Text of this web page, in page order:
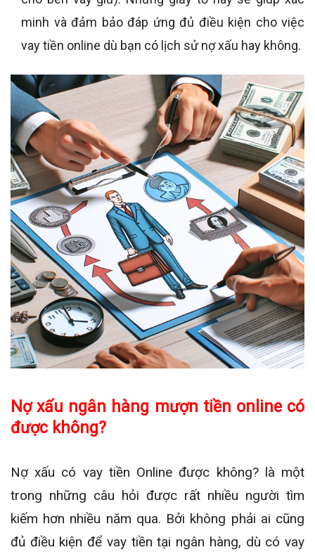
minh và đảm bảo đáp ứng đủ điều kiện cho việc
vay tiền online dù bạn có lịch sử nợ xấu hay không.
Nợ xấu ngân hàng mượn tiền online có
được không?
Nợ xấu có vay tiền Online được không? là một
trong những câu hỏi được rất nhiều người tìm
kiếm hơn nhiều năm qua. Bởi không phải ai cũng
đủ điều kiện để vay tiền tại ngân hàng, dù có vay